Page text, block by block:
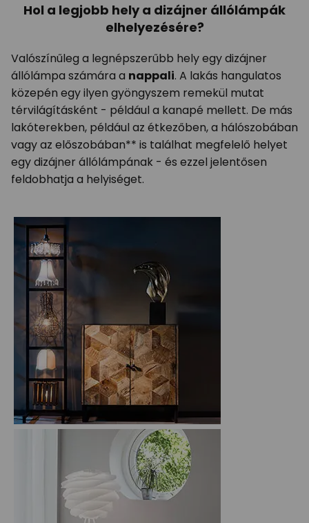
Hol a legjobb hely a dizájner állólámpák
elhelyezésére?
Valószínűleg a legnépszerűbb hely egy dizájner
állólámpa számára a nappali. A lakás hangulatos
közepén egy ilyen gyöngyszem remekül mutat
térvilágításként - például a kanapé mellett. De más
lakóterekben, például az étkezőben, a hálószobában
vagy az előszobában** is találhat megfelelő helyet
egy dizájner állólámpának - és ezzel jelentősen
feldobhatja a helyiséget.